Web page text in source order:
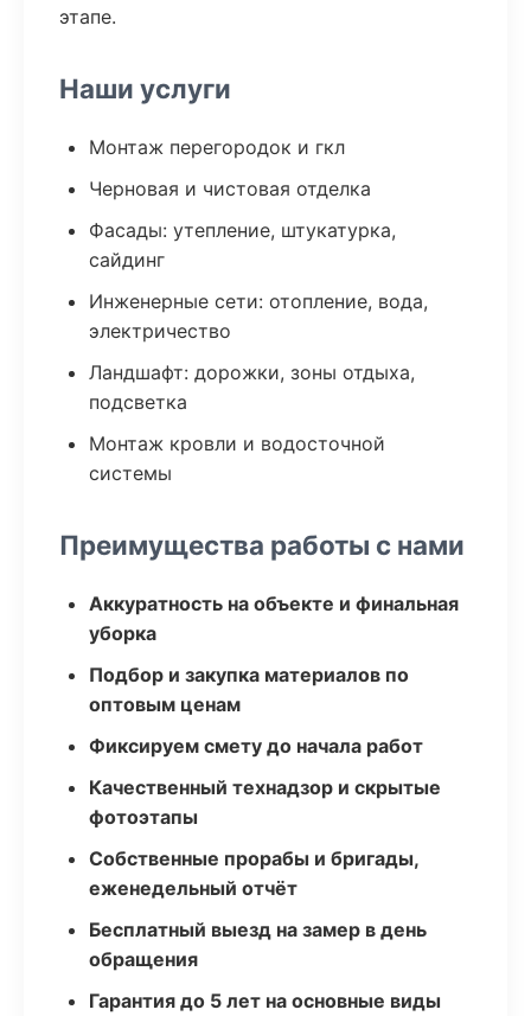
этапе.
Наши услуги
Монтаж перегородок и гкл
Черновая и чистовая отделка
Фасады: утепление, штукатурка,
сайдинг
Инженерные сети: отопление, вода,
электричество
Ландшафт: дорожки, зоны отдыха,
подсветка
Монтаж кровли и водосточной
системы
Преимущества работы с нами
Аккуратность на объекте и финальная
уборка
Подбор и закупка материалов по
оптовым ценам
Фиксируем смету до начала работ
Качественный технадзор и скрытые
фотоэтапы
Собственные прорабы и бригады,
еженедельный отчёт
Бесплатный выезд на замер в день
обращения
Гарантия до 5 лет на основные виды